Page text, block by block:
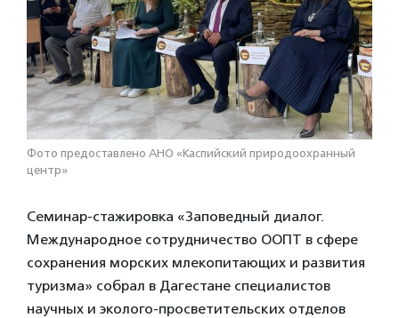
Фото предоставлено АНО «Каспийский природоохранный
центр»
Семинар-стажировка «Заповедный диалог.
Международное сотрудничество ООПТ в сфере
сохранения морских млекопитающих и развития
туризма» собрал в Дагестане специалистов
научных и эколого-просветительских отделов